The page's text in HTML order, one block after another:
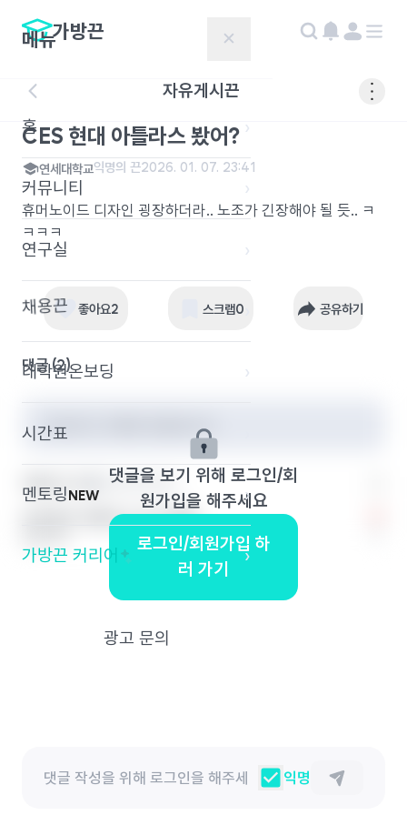
가방끈
메뉴 ✕
홈 ›
커뮤니티 ›
연구실 ›
채용끈
대학원온보딩 ›
시간표
멘토링NEW ›
가방끈 커리어 ›
광고 문의
자유게시끈
CES 현대 아틀라스 봤어?
연세대학교익명의 끈2026. 01. 07. 23:41
휴머노이드 디자인 굉장하더라.. 노조가 긴장해야 될 듯.. ㅋ
ㅋㅋㅋ
좋아요2 스크랩0 공유하기
댓글 (2)
익명
댓글을 보기 위해 로그인/회
원가입을 해주세요
로그인/회원가입 하
러 가기
작성자가 삭제한 댓글입니다.
익명의 끈 2 이화여자대학교
보자마자 어플키고 주식 줍줍